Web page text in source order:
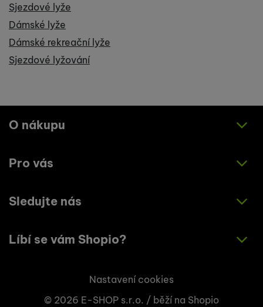
Sjezdové lyže
Dámské lyže
Dámské rekreační lyže
Sjezdové lyžování
O nákupu
Jak nakupovat
Zásady ochrany osobních údajů
Pro vás
O nás
Sledujte nás
Instagram
Líbí se vám Shopio?
+420 773 033 003
Nastavení cookies
© 2026 E-SHOP s.r.o. / běží na Shopio